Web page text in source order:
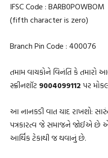
IFSC Code : BARB0POWBOM
(fifth character is zero)
Branch Pin Code : 400076
તમામ વાચકોને વિનંતિ કે તમારો
સ્ક્રીનશૉટ 9004099112 પર
આ નાનકડી વાત યાદ રાખશો:
પત્રકારત્વ જે સમાજને જોઈએ છે
આર્થિક ટેકાથી જ થવાનું છે.